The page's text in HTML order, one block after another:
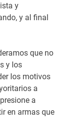
y
y al final
que no
y los
los motivos
a
a
en armas que